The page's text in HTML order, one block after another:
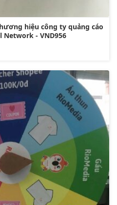
hiệu công ty quảng cáo
Network - VND956